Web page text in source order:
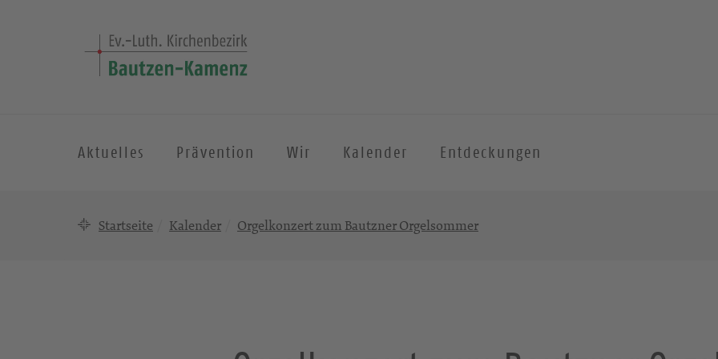
Aktuelles Prävention Wir Kalender Entdeckungen
Startseite Kalender Orgelkonzert zum Bautzner Orgelsommer